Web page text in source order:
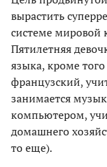
вырастить
системе мировой
Пятилетняя
языка, кроме
французский,
занимается
компьютером,
домашнего
то еще).